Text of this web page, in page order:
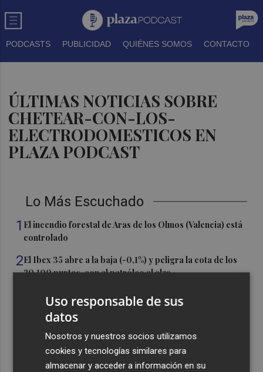
PODCASTS PUBLICIDAD QUIÉNES SOMOS CONTACTO
ÚLTIMAS NOTICIAS SOBRE
CHETEAR-CON-LOS-
ELECTRODOMESTICOS EN
PLAZA PODCAST
Lo Más Escuchado
1 El incendio forestal de Aras de los Olmos (Valencia) está
controlado
2El Ibex 35 abre a la baja (-0,1%) y peligra la cota de los
20.100 puntos, con el petróleo al alza
El Elche CF está a un paso de hacerse con los derechos
sobre la perla argentina Tiziano Perrotta
El UCAM CB más internacional: Sito tiene a 10 jugadores
que irán con sus selecciones en las ventanas FIBA
La Región de Murcia es la cuarta provincia que más
Uso responsable de sus
datos
Nosotros y nuestros socios utilizamos
cookies y tecnologías similares para
almacenar y acceder a información en su